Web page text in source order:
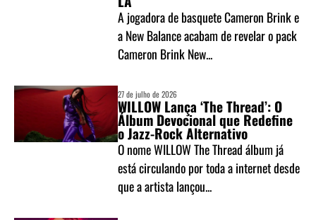
A jogadora de basquete Cameron Brink e
a New Balance acabam de revelar o pack
Cameron Brink New...
27 de julho de 2026
WILLOW Lança ‘The Thread’: O
Álbum Devocional que Redefine
o Jazz-Rock Alternativo
O nome WILLOW The Thread álbum já
está circulando por toda a internet desde
que a artista lançou...